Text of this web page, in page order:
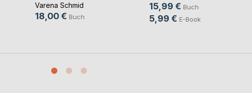
Varena Schmid
18,00 € Buch
15,99 € Buch
5,99 € E-Book